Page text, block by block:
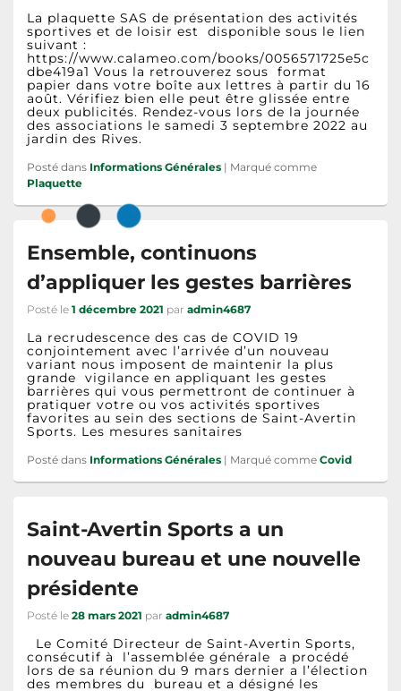
La plaquette SAS de présentation des activités
sportives et de loisir est disponible sous le lien
suivant :
https://www.calameo.com/books/0056571725e5c
dbe419a1 Vous la retrouverez sous format
papier dans votre boîte aux lettres à partir du 16
août. Vérifiez bien elle peut être glissée entre
deux publicités. Rendez-vous lors de la journée
des associations le samedi 3 septembre 2022 au
jardin des Rives.
Posté dans Informations Générales | Marqué comme
Plaquette
Ensemble, continuons
d’appliquer les gestes barrières
Posté le 1 décembre 2021 par admin4687
La recrudescence des cas de COVID 19
conjointement avec l’arrivée d’un nouveau
variant nous imposent de maintenir la plus
grande vigilance en appliquant les gestes
barrières qui vous permettront de continuer à
pratiquer votre ou vos activités sportives
favorites au sein des sections de Saint-Avertin
Sports. Les mesures sanitaires
Posté dans Informations Générales | Marqué comme Covid
Saint-Avertin Sports a un
nouveau bureau et une nouvelle
présidente
Posté le 28 mars 2021 par admin4687
Le Comité Directeur de Saint-Avertin Sports,
consécutif à l’assemblée générale a procédé
lors de sa réunion du 9 mars dernier a l’élection
des membres du bureau et a désigné les